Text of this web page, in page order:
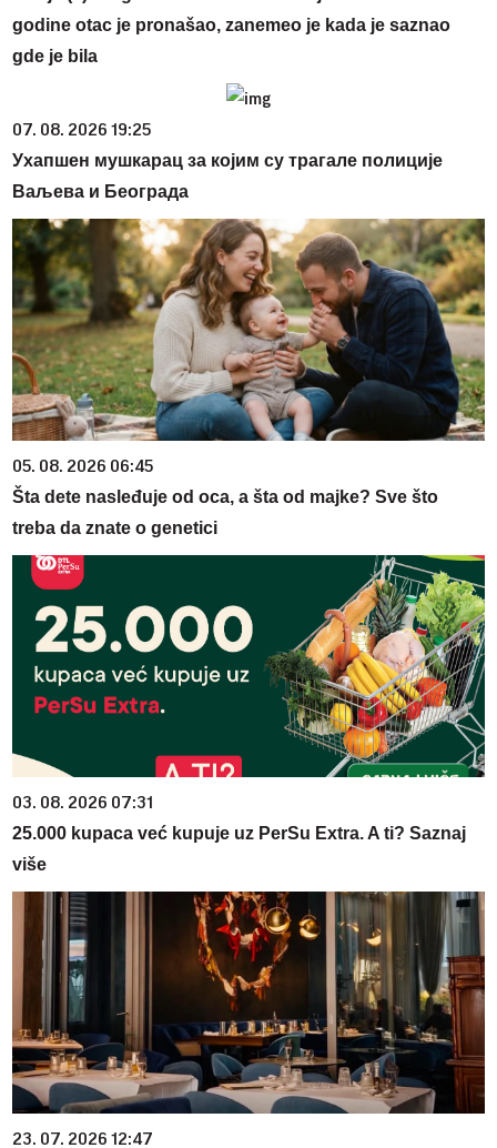
godine otac je pronašao, zanemeo je kada je saznao
gde je bila
07. 08. 2026 19:25
Ухапшен мушкарац за којим су трагале полиције
Ваљева и Београда
05. 08. 2026 06:45
Šta dete nasleđuje od oca, a šta od majke? Sve što
treba da znate o genetici
03. 08. 2026 07:31
25.000 kupaca već kupuje uz PerSu Extra. A ti? Saznaj
više
23. 07. 2026 12:47